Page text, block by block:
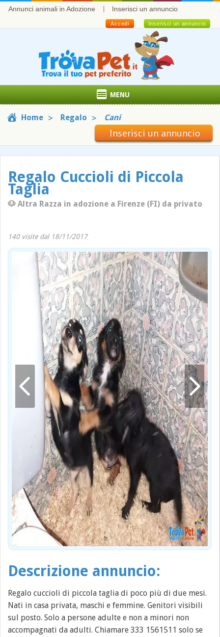
Annunci animali in Adozione Inserisci un annuncio
Inserisci un annuncio
Accedi
MENU
Home Regalo Cani
Inserisci un annuncio
Regalo Cuccioli di Piccola
Taglia
🐶 Altra Razza in adozione a Firenze (FI) da privato
140 visite dal 18/11/2017
Descrizione annuncio:
Regalo cuccioli di piccola taglia di poco più di due mesi.
Nati in casa privata, maschi e femmine. Genitori visibili
sul posto. Solo a persone adulte e non a minori non
accompagnati da adulti. Chiamare 333 1561511 solo se